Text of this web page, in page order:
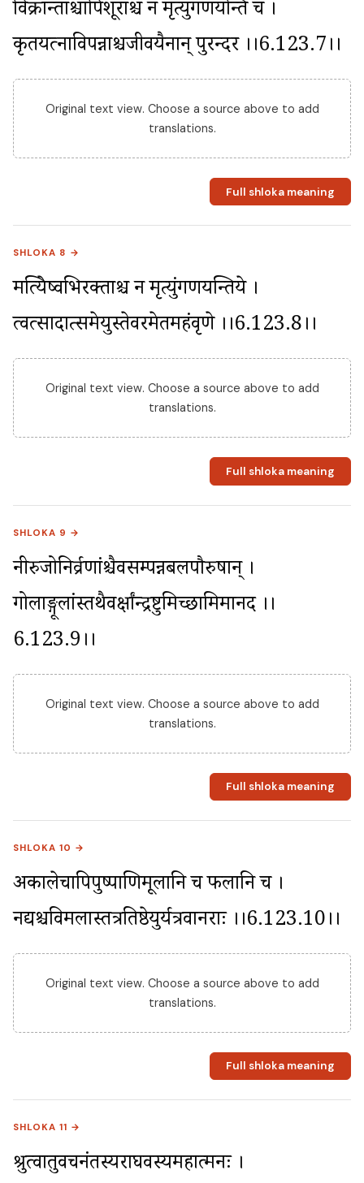
विक्रान्ताश्चापिशूराश्च न मृत्युंगणयन्ति च ।
कृतयत्नाविपन्नाश्चजीवयैनान् पुरन्दर ।।6.123.7।।
Original text view. Choose a source above to add
translations.
Full shloka meaning
SHLOKA 8 →
मत्प्रियेष्वभिरक्ताश्च न मृत्युंगणयन्तिये ।
त्वत्प्रसादात्समेयुस्तेवरमेतमहंवृणे ।।6.123.8।।
Original text view. Choose a source above to add
translations.
Full shloka meaning
SHLOKA 9 →
नीरुजोनिर्व्रणांश्चैवसम्पन्नबलपौरुषान् ।
गोलाङ्गूलांस्तथैवर्क्षांन्द्रष्टुमिच्छामिमानद ।।
6.123.9।।
Original text view. Choose a source above to add
translations.
Full shloka meaning
SHLOKA 10 →
अकालेचापिपुष्पाणिमूलानि च फलानि च ।
नद्यश्चविमलास्तत्रतिष्ठेयुर्यत्रवानराः ।।6.123.10।।
Original text view. Choose a source above to add
translations.
Full shloka meaning
SHLOKA 11 →
श्रुत्वातुवचनंतस्यराघवस्यमहात्मनः ।